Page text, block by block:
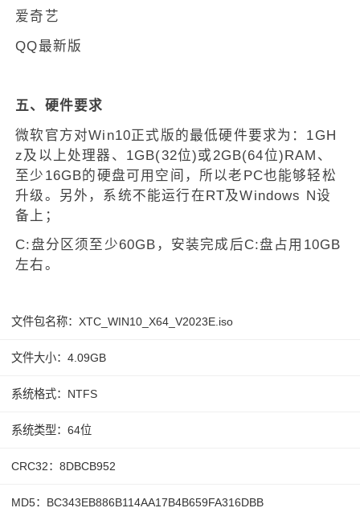
爱奇艺
QQ最新版
五、硬件要求
微软官方对Win10正式版的最低硬件要求为：1GH
z及以上处理器、1GB(32位)或2GB(64位)RAM、
至少16GB的硬盘可用空间，所以老PC也能够轻松
升级。另外，系统不能运行在RT及Windows N设
备上；
C:盘分区须至少60GB，安装完成后C:盘占用10GB
左右。
文件包名称：XTC_WIN10_X64_V2023E.iso
文件大小：4.09GB
系统格式：NTFS
系统类型：64位
CRC32：8DBCB952
MD5：BC343EB886B114AA17B4B659FA316DBB